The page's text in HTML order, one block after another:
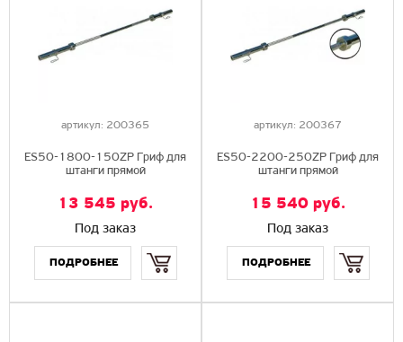
артикул: 200365
ES50-1800-150ZP Гриф для
штанги прямой
13 545 руб.
Под заказ
артикул: 200367
ES50-2200-250ZP Гриф для
штанги прямой
15 540 руб.
Под заказ